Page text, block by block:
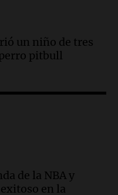
en refugio Doña
avanza en
en Buenos
un niño de tres
pitbull
de la NBA y
en la